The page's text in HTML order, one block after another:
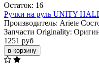
Остаток: 16
Ручки на руль UNITY
Производитель: Ariete
Запчасти Originality:
1251 руб
в корзину